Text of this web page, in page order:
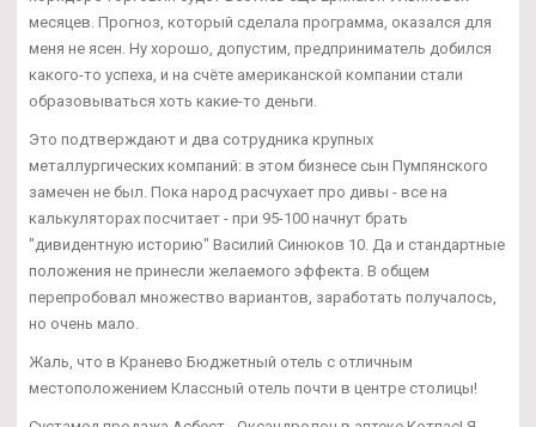
месяцев. Прогноз, который сделала программа, оказался для
меня не ясен. Ну хорошо, допустим, предприниматель добился
какого-то успеха, и на счёте американской компании стали
образовываться хоть какие-то деньги.
Это подтверждают и два сотрудника крупных
металлургических компаний: в этом бизнесе сын Пумпянского
замечен не был. Пока народ расчухает про дивы - все на
калькуляторах посчитает - при 95-100 начнут брать
"дивидентную историю" Василий Синюков 10. Да и стандартные
положения не принесли желаемого эффекта. В общем
перепробовал множество вариантов, заработать получалось,
но очень мало.
Жаль, что в Кранево Бюджетный отель с отличным
местоположением Классный отель почти в центре столицы!